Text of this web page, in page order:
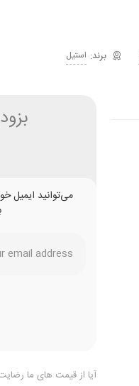
استیل
می‌توانید ایمیل
آیا از قیمت های ما